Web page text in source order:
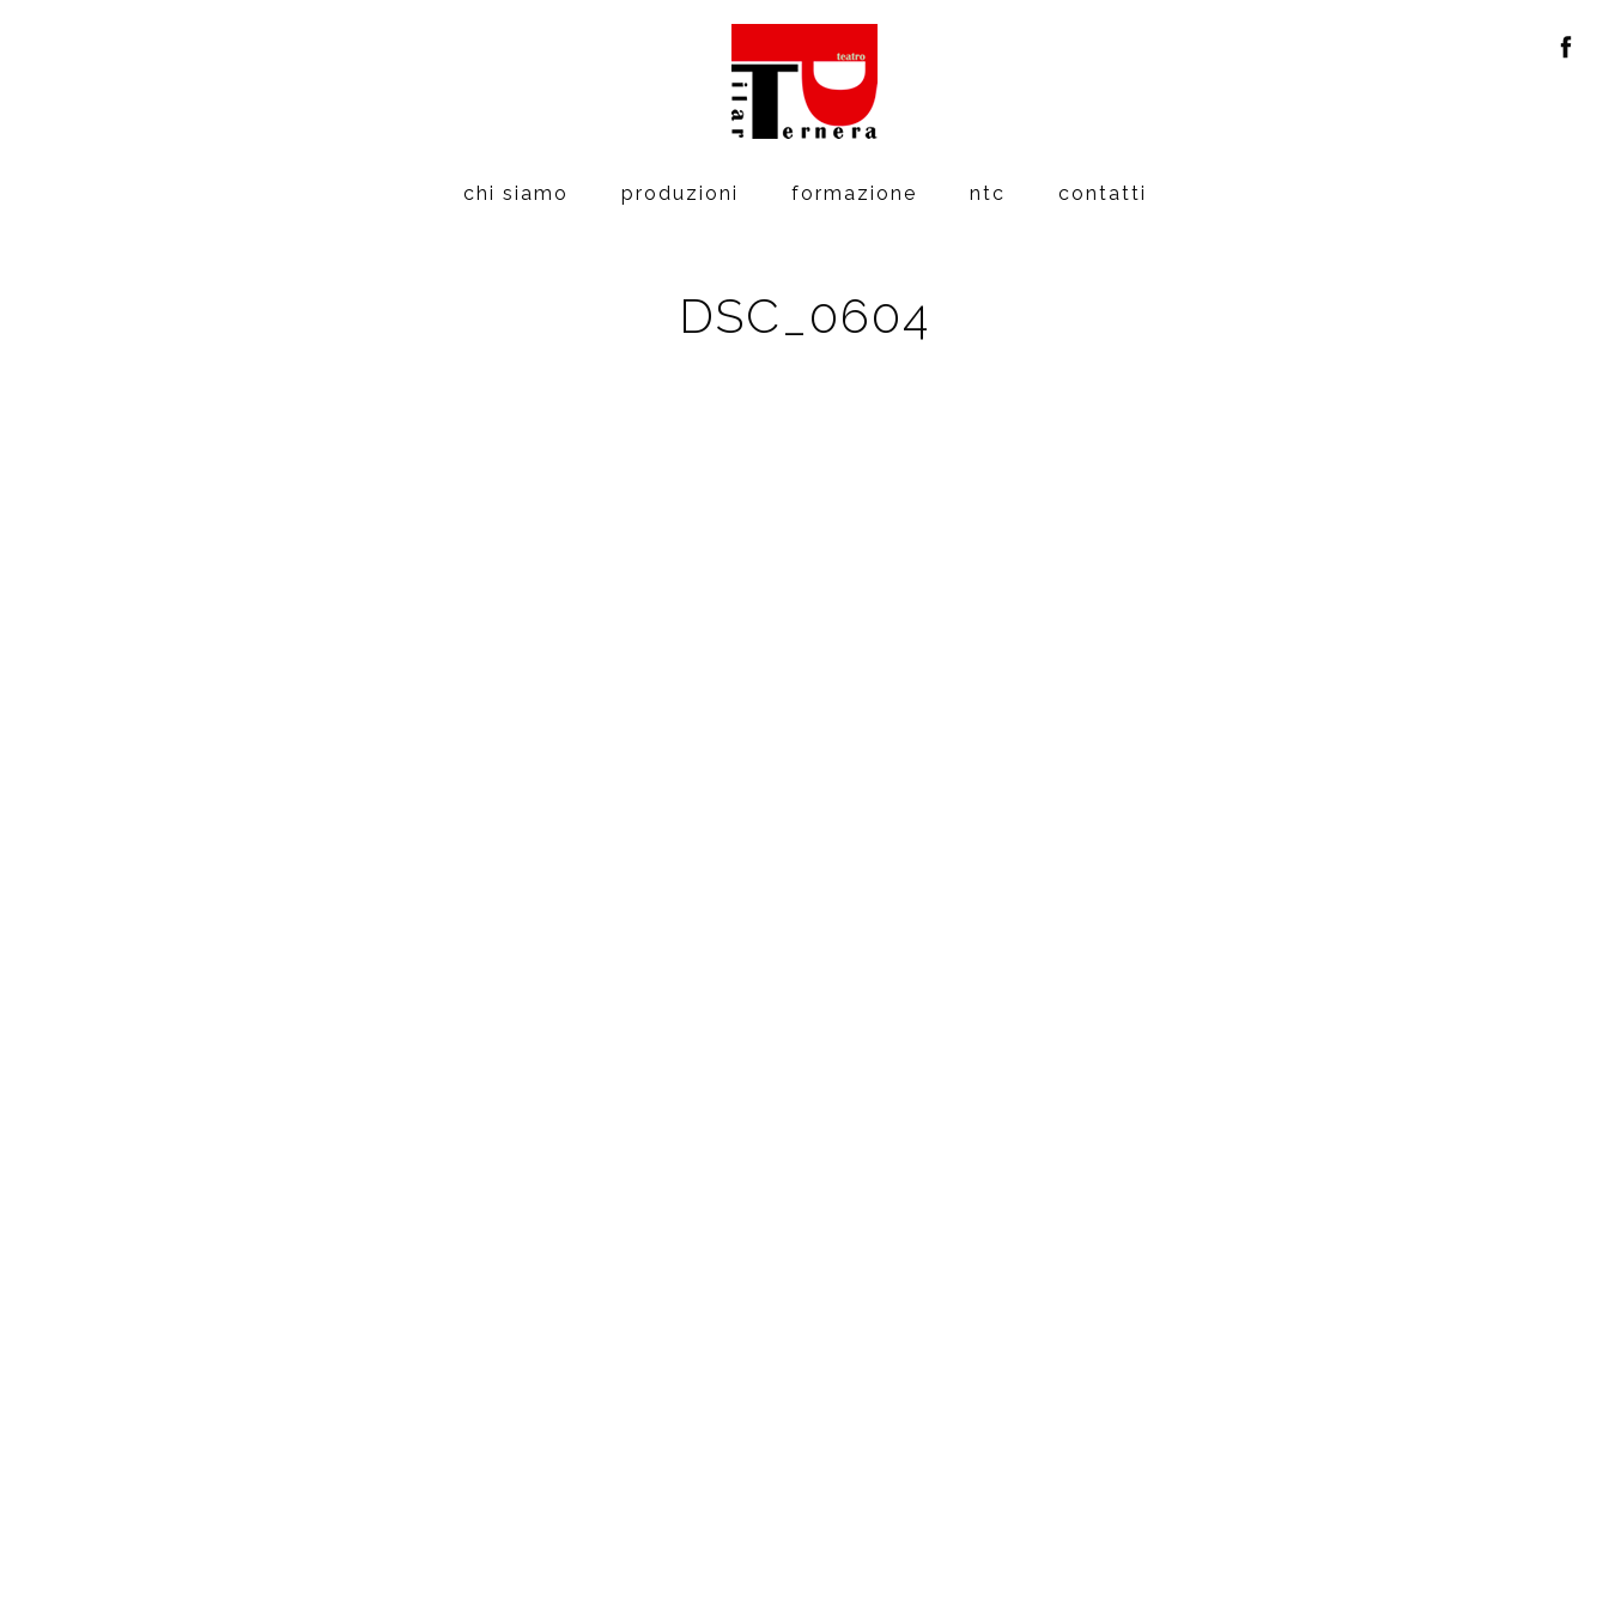
chi siamo produzioni formazione ntc contatti
DSC_0604